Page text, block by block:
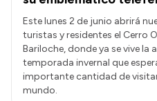
Presupuesto
Boletín Oficial
Compras y licitaciones
Consulta de expedientes
Este lunes 2 de junio abrirá
turistas y residentes el Cerro
Bariloche, donde ya se vive la
temporada invernal que
importante cantidad de
mundo.